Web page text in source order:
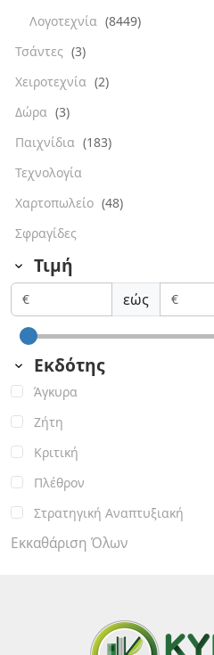
Λογοτεχνία (8449)
Τσάντες (3)
Χειροτεχνία (2)
Δώρα (3)
Παιχνίδια (183)
Τεχνολογία
Χαρτοπωλείο (48)
Σφραγίδες
Τιμή
εώς
Εκδότης
Άγκυρα
Ζήτη
Κριτική
Πλέθρον
Στρατηγική Αναπτυξιακή
Εκκαθάριση Όλων